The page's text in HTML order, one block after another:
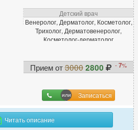
Детский врач
Венеролог, Дерматолог, Косметолог,
Трихолог, Дерматовенеролог,
Косметолог-дерматолог
Прием от3000 2800 -7%
Записаться
Читать описание